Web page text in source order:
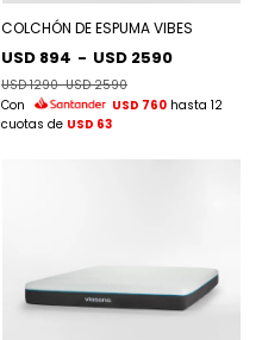
COLCHÓN DE ESPUMA VIBES
USD 894 - USD 2590
USD 1290-USD 2590
Con
USD 760 hasta 12
cuotas de USD 63